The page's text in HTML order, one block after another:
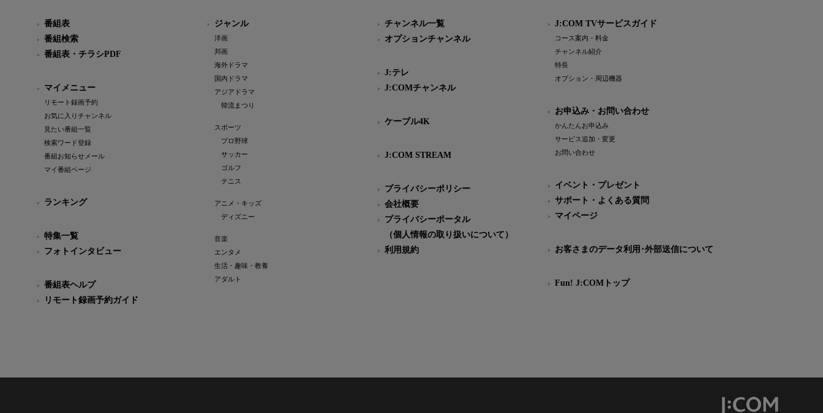
番組表
番組検索
番組表・チラシPDF
マイメニュー
リモート録画予約
お気に入りチャンネル
見たい番組一覧
検索ワード登録
番組お知らせメール
マイ番組ページ
ランキング
特集一覧
フォトインタビュー
番組表ヘルプ
リモート録画予約ガイド
ジャンル
洋画
邦画
海外ドラマ
国内ドラマ
アジアドラマ
韓流まつり
スポーツ
プロ野球
サッカー
ゴルフ
テニス
アニメ・キッズ
ディズニー
音楽
エンタメ
生活・趣味・教養
アダルト
チャンネル一覧
オプションチャンネル
J:テレ
J:COMチャンネル
ケーブル4K
J:COM STREAM
プライバシーポリシー
会社概要
プライバシーポータル
（個人情報の取り扱いについて）
利用規約
J:COM TVサービスガイド
コース案内・料金
チャンネル紹介
特長
オプション・周辺機器
お申込み・お問い合わせ
かんたんお申込み
サービス追加・変更
お問い合わせ
イベント・プレゼント
サポート・よくある質問
マイページ
お客さまのデータ利用･外部送信について
Fun! J:COMトップ